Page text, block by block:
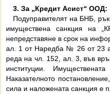
3. За „Кредит Асист“ ООД:
Подуправителят на БНБ,
имуществена санкция на
непредставяне в срок на
ал. 1 от Наредба № 26 от 23
реда на чл. 152, ал. 3, във
институции.
Наказателното
сила и наложената санкция е